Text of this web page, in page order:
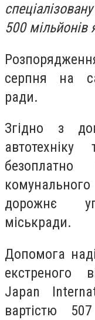
500 мільйонів
серпня на
ради.
Згідно з
дорожнє
міськради.
Допомога
екстреного
Japan
вартістю